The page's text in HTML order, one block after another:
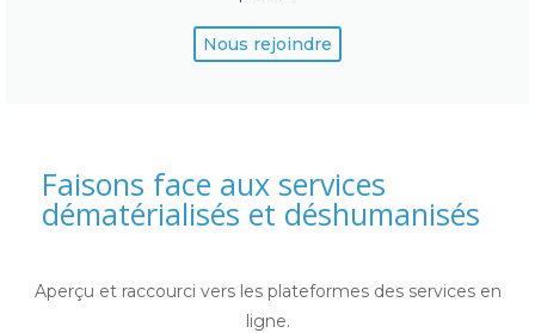
Nous rejoindre
Faisons face aux services
dématérialisés et déshumanisés
Aperçu et raccourci vers les plateformes des services en
ligne.